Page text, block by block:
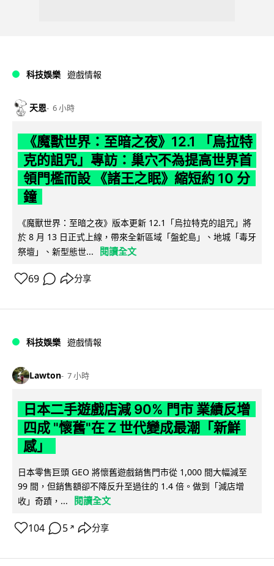
科技娛樂 遊戲情報
天恩 6 小時
《魔獸世界：至暗之夜》12.1 「烏拉特
克的詛咒」專訪：巢穴不為提高世界首
領門檻而設 《諸王之眠》縮短約 10 分
鐘
《魔獸世界：至暗之夜》版本更新 12.1「烏拉特克的詛咒」將
於 8 月 13 日正式上線，帶來全新區域「盤蛇島」、地城「毒牙
祭壇」、新型態世...
閱讀全文
69 分享
科技娛樂 遊戲情報
Lawton 7 小時
日本二手遊戲店減 90% 門市 業績反增
四成 "懷舊"在 Z 世代變成最潮「新鮮
感」
日本零售巨頭 GEO 將懷舊遊戲銷售門市從 1,000 間大幅減至
99 間，但銷售額卻不降反升至過往的 1.4 倍。做到「減店增
收」奇蹟，...
閱讀全文
104 5 ↗ 分享